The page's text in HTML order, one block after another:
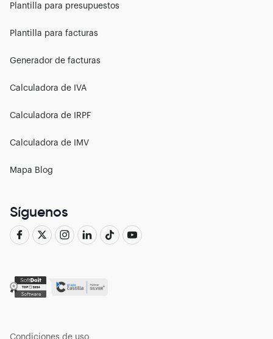
Plantilla para presupuestos
Plantilla para facturas
Generador de facturas
Calculadora de IVA
Calculadora de IRPF
Calculadora de IMV
Mapa Blog
Síguenos
Condiciones de uso